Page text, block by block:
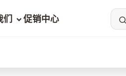
们 促销中心